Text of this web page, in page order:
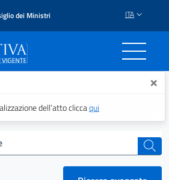
dei Ministri ITA
- Il portale ×
dell’atto cliccaqui
cerca